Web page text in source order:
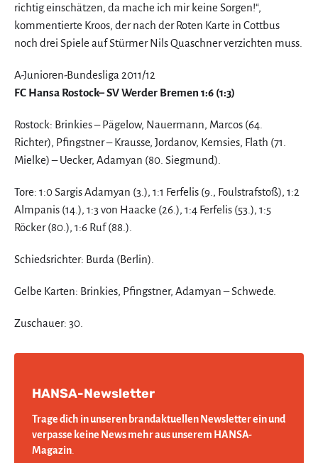
richtig einschätzen, da mache ich mir keine Sorgen!“,
kommentierte Kroos, der nach der Roten Karte in Cottbus
noch drei Spiele auf Stürmer Nils Quaschner verzichten muss.
A-Junioren-Bundesliga 2011/12
FC Hansa Rostock– SV Werder Bremen 1:6 (1:3)
Rostock: Brinkies – Pägelow, Nauermann, Marcos (64.
Richter), Pfingstner – Krausse, Jordanov, Kemsies, Flath (71.
Mielke) – Uecker, Adamyan (80. Siegmund).
Tore: 1:0 Sargis Adamyan (3.), 1:1 Ferfelis (9., Foulstrafstoß), 1:2
Almpanis (14.), 1:3 von Haacke (26.), 1:4 Ferfelis (53.), 1:5
Röcker (80.), 1:6 Ruf (88.).
Schiedsrichter: Burda (Berlin).
Gelbe Karten: Brinkies, Pfingstner, Adamyan – Schwede.
Zuschauer: 30.
HANSA-Newsletter
Trage dich in unseren brandaktuellen Newsletter ein und
verpasse keine News mehr aus unserem HANSA-
Magazin.